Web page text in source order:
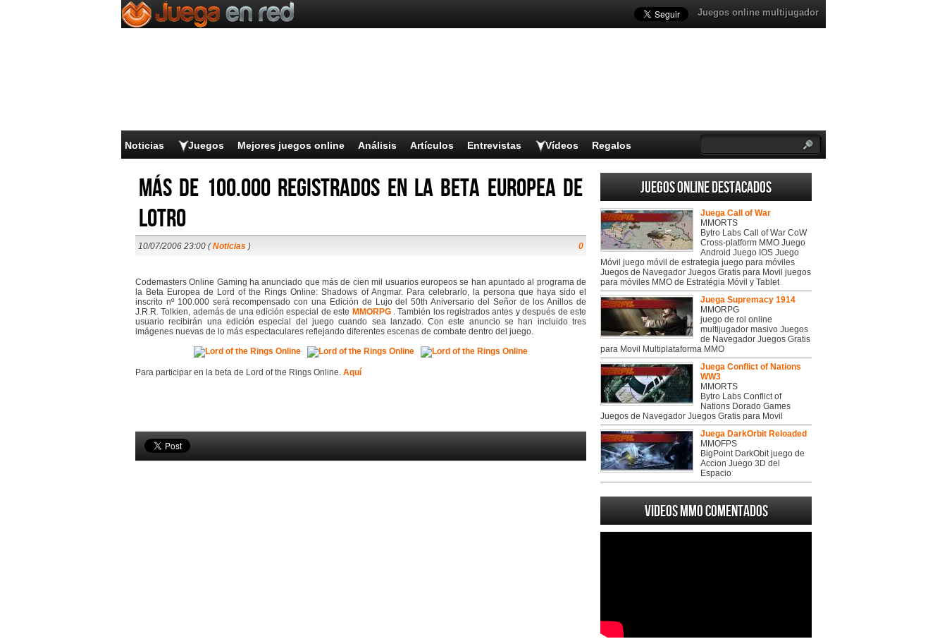
Juegos online multijugador
Noticias Juegos Mejores juegos online Análisis Artículos Entrevistas Vídeos Regalos
Más de 100.000 registrados en la beta europea de
LoTRO
10/07/2006 23:00 (Noticias ) 0
Codemasters Online Gaming ha anunciado que más de cien mil usuarios europeos se han apuntado al programa de
la Beta Europea de Lord of the Rings Online: Shadows of Angmar. Para celebrarlo, la persona que haya sido el
inscrito nº 100.000 será recompensado con una Edición de Lujo del 50th Aniversario del Señor de los Anillos de
J.R.R. Tolkien, además de una edición especial de este MMORPG. También los registrados antes y después de este
usuario recibirán una edición especial del juego cuando sea lanzado. Con este anuncio se han incluido tres
imágenes nuevas de lo más espectaculares reflejando diferentes escenas de combate dentro del juego.
Para participar en la beta de Lord of the Rings Online. Aquí
Juegos online destacados
Juega Call of War
MMORTS
Bytro Labs Call of War CoW
Cross-platform MMO Juego
Android Juego IOS Juego
Móvil juego móvil de estrategia juego para móviles
Juegos de Navegador Juegos Gratis para Movil juegos
para móviles MMO de Estratégia Móvil y Tablet
Juega Supremacy 1914
MMORPG
juego de rol online
multijugador masivo Juegos
de Navegador Juegos Gratis
para Movil Multiplataforma MMO
Juega Conflict of Nations
WW3
MMORTS
Bytro Labs Conflict of
Nations Dorado Games
Juegos de Navegador Juegos Gratis para Movil
Juega DarkOrbit Reloaded
MMOFPS
BigPoint DarkObit juego de
Accion Juego 3D del
Espacio
Videos MMO Comentados